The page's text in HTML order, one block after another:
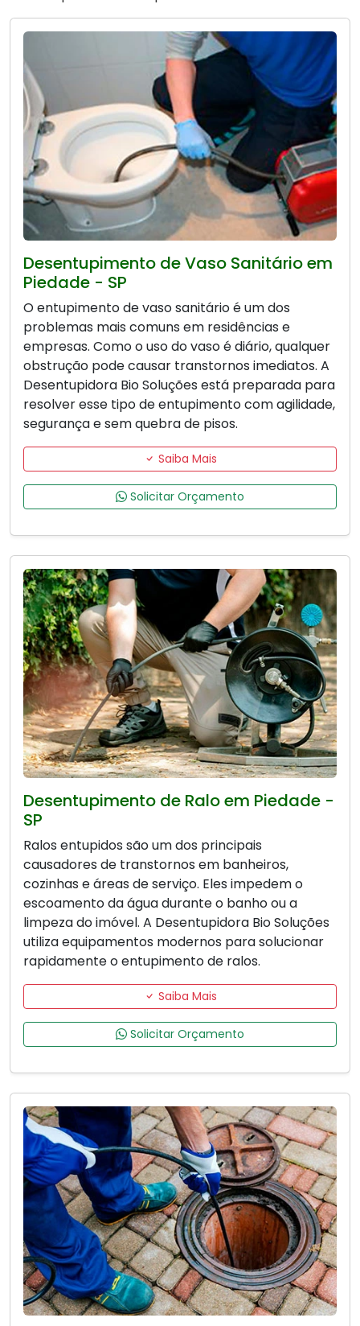
Desentupimento de Vaso Sanitário em
Piedade - SP
O entupimento de vaso sanitário é um dos
problemas mais comuns em residências e
empresas. Como o uso do vaso é diário, qualquer
obstrução pode causar transtornos imediatos. A
Desentupidora Bio Soluções está preparada para
resolver esse tipo de entupimento com agilidade,
segurança e sem quebra de pisos.
Saiba Mais
Solicitar Orçamento
Desentupimento de Ralo em Piedade -
SP
Ralos entupidos são um dos principais
causadores de transtornos em banheiros,
cozinhas e áreas de serviço. Eles impedem o
escoamento da água durante o banho ou a
limpeza do imóvel. A Desentupidora Bio Soluções
utiliza equipamentos modernos para solucionar
rapidamente o entupimento de ralos.
Saiba Mais
Solicitar Orçamento